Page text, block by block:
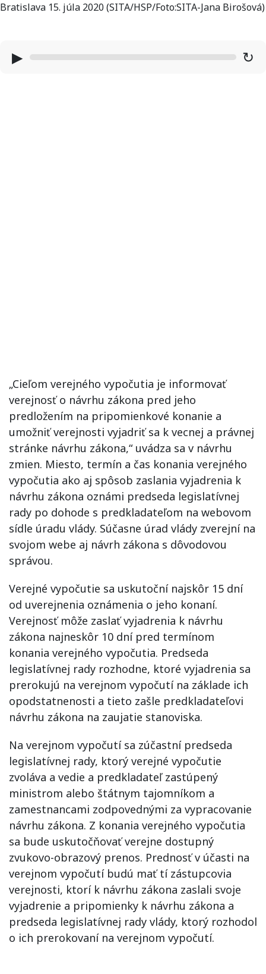
Bratislava 15. júla 2020 (SITA/HSP/Foto:SITA-Jana Birošová)
▶ ↻
„Cieľom verejného vypočutia je informovať
verejnosť o návrhu zákona pred jeho
predložením na pripomienkové konanie a
umožniť verejnosti vyjadriť sa k vecnej a právnej
stránke návrhu zákona,“ uvádza sa v návrhu
zmien. Miesto, termín a čas konania verejného
vypočutia ako aj spôsob zaslania vyjadrenia k
návrhu zákona oznámi predseda legislatívnej
rady po dohode s predkladateľom na webovom
sídle úradu vlády. Súčasne úrad vlády zverejní na
svojom webe aj návrh zákona s dôvodovou
správou.
Verejné vypočutie sa uskutoční najskôr 15 dní
od uverejnenia oznámenia o jeho konaní.
Verejnosť môže zaslať vyjadrenia k návrhu
zákona najneskôr 10 dní pred termínom
konania verejného vypočutia. Predseda
legislatívnej rady rozhodne, ktoré vyjadrenia sa
prerokujú na verejnom vypočutí na základe ich
opodstatnenosti a tieto zašle predkladateľovi
návrhu zákona na zaujatie stanoviska.
Na verejnom vypočutí sa zúčastní predseda
legislatívnej rady, ktorý verejné vypočutie
zvoláva a vedie a predkladateľ zastúpený
ministrom alebo štátnym tajomníkom a
zamestnancami zodpovednými za vypracovanie
návrhu zákona. Z konania verejného vypočutia
sa bude uskutočňovať verejne dostupný
zvukovo-obrazový prenos. Prednosť v účasti na
verejnom vypočutí budú mať tí zástupcovia
verejnosti, ktorí k návrhu zákona zaslali svoje
vyjadrenie a pripomienky k návrhu zákona a
predseda legislatívnej rady vlády, ktorý rozhodol
o ich prerokovaní na verejnom vypočutí.